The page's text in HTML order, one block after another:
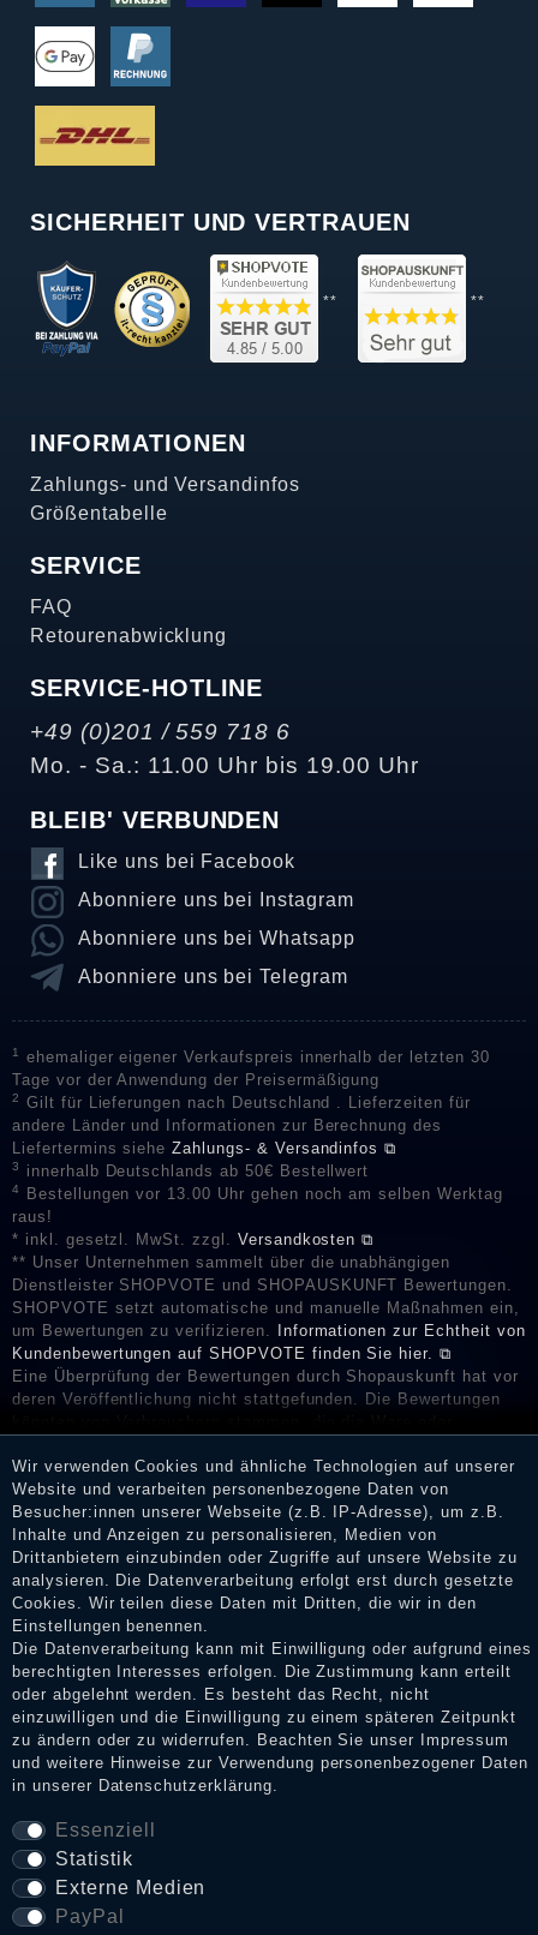
SICHERHEIT UND VERTRAUEN
** **
INFORMATIONEN
Zahlungs- und Versandinfos
Größentabelle
SERVICE
FAQ
Retourenabwicklung
SERVICE-HOTLINE
+49 (0)201 / 559 718 6
Mo. - Sa.: 11.00 Uhr bis 19.00 Uhr
BLEIB' VERBUNDEN
Like uns bei Facebook
Abonniere uns bei Instagram
Abonniere uns bei Whatsapp
Abonniere uns bei Telegram
1
ehemaliger eigener Verkaufspreis innerhalb der letzten 30
Tage vor der Anwendung der Preisermäßigung
2
Gilt für Lieferungen nach Deutschland . Lieferzeiten für
andere Länder und Informationen zur Berechnung des
Liefertermins sieheZahlungs- & Versandinfos ⧉
3 innerhalb Deutschlands ab 50€ Bestellwert
4
Bestellungen vor 13.00 Uhr gehen noch am selben Werktag
raus!
* inkl. gesetzl. MwSt. zzgl. Versandkosten ⧉
** Unser Unternehmen sammelt über die unabhängigen
Dienstleister SHOPVOTE und SHOPAUSKUNFT Bewertungen.
SHOPVOTE setzt automatische und manuelle Maßnahmen ein,
um Bewertungen zu verifizieren.
Informationen zur Echtheit von
Kundenbewertungen auf SHOPVOTE finden Sie hier. ⧉
Eine Überprüfung der Bewertungen durch Shopauskunft hat vor
deren Veröffentlichung nicht stattgefunden. Die Bewertungen
Erhalt einer Benachrichtigungs-E-Mail können Händler die
Bewertungen verifizieren und über die erfolgte Verifizierung im
Shop informieren.
Impressum
Daten­schutz­erklärung
AGB
Widerrufs­recht
Wir verwenden Cookies und ähnliche Technologien auf unserer
Website und verarbeiten personenbezogene Daten von
Besucher:innen unserer Webseite (z.B. IP-Adresse), um z.B.
Inhalte und Anzeigen zu personalisieren, Medien von
Drittanbietern einzubinden oder Zugriffe auf unsere Website zu
analysieren. Die Datenverarbeitung erfolgt erst durch gesetzte
Cookies. Wir teilen diese Daten mit Dritten, die wir in den
Einstellungen benennen.
Die Datenverarbeitung kann mit Einwilligung oder aufgrund eines
berechtigten Interesses erfolgen. Die Zustimmung kann erteilt
oder abgelehnt werden. Es besteht das Recht, nicht
einzuwilligen und die Einwilligung zu einem späteren Zeitpunkt
zu ändern oder zu widerrufen. Beachten Sie unser
Impressum
und weitere Hinweise zur Verwendung personenbezogener Daten
in unserer Daten­schutz­erklärung.
Essenziell
Statistik
Externe Medien
PayPal